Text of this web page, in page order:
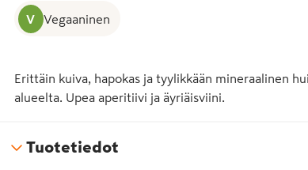
V Vegaaninen
Erittäin kuiva, hapokas ja tyylikkään mineraalinen
alueelta. Upea aperitiivi ja äyriäisviini.
Tuotetiedot